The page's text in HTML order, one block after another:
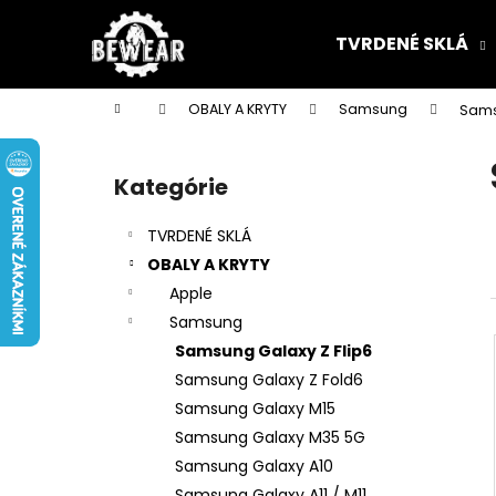
TVRDENÉ SKLÁ
Domov OBALY A KRYTY Samsung
Preskočiť
kategórie
Kategórie
TVRDENÉ SKLÁ
OBALY A KRYTY
Apple
Samsung
Samsung Galaxy Z Flip6
Samsung Galaxy Z Fold6
Samsung Galaxy M15
Samsung Galaxy M35 5G
Samsung Galaxy A10
í
Späť
do
Späť
do